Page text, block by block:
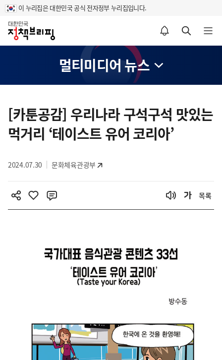
이 누리집은 대한민국 공식 전자정부 누리집입니다.
홈
알림설정 바로가기 검색 바로가기 메뉴 열기
멀티미디어 뉴스
텐
츠
영
[카툰공감] 우리나라 구석구석 맛있는
먹거리 ‘테이스트 유어 코리아’
2024.07.30 문화체육관광부
목록